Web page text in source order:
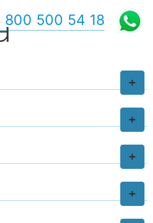
+
+
+
+
800 500 54 18